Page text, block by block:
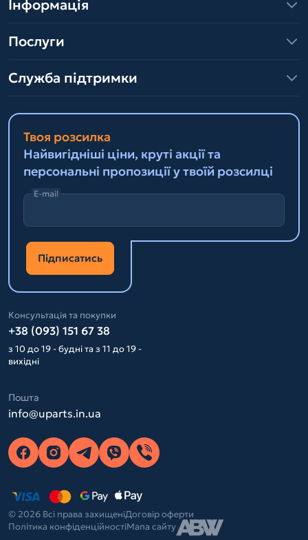
Інформація
Послуги
Служба підтримки
Твоя розсилка
Найвигідніші ціни, круті акції та
персональні пропозиції у твоїй розсилці
E-mail
Підписатись
Консультація та покупки
+38 (093) 151 67 38
з 10 до 19 - будні та з 11 до 19 -
вихідні
Пошта
info@uparts.in.ua
© 2026 Всі права захищеніДоговір оферти
Політика конфіденційностіМапа сайту